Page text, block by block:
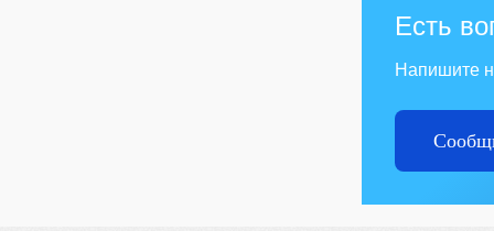
Есть
Напишите